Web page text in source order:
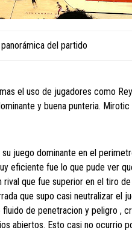
panorámica del partido
el uso de jugadores como
y buena punteria.
juego dominante en el
eficiente fue lo que pude ver
que fue superior en el tiro
que supo casi neutralizar el
de penetracion y peligro ,
abiertos. Esto casi no ocurrio